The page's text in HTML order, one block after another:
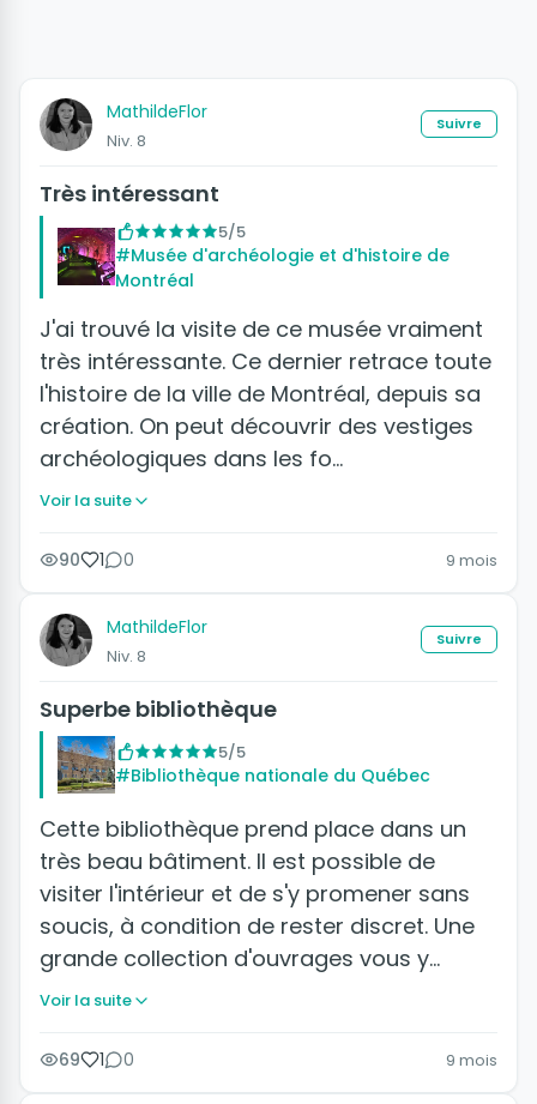
MathildeFlor
Niv. 8
Suivre
Très intéressant
5/5
#Musée d'archéologie et d'histoire de
Montréal
J'ai trouvé la visite de ce musée vraiment
très intéressante. Ce dernier retrace toute
l'histoire de la ville de Montréal, depuis sa
création. On peut découvrir des vestiges
archéologiques dans les fo…
Voir la suite
90 1 0 9 mois
MathildeFlor
Niv. 8
Suivre
Superbe bibliothèque
5/5
#Bibliothèque nationale du Québec
Cette bibliothèque prend place dans un
très beau bâtiment. Il est possible de
visiter l'intérieur et de s'y promener sans
soucis, à condition de rester discret. Une
grande collection d'ouvrages vous y…
Voir la suite
69 1 0 9 mois